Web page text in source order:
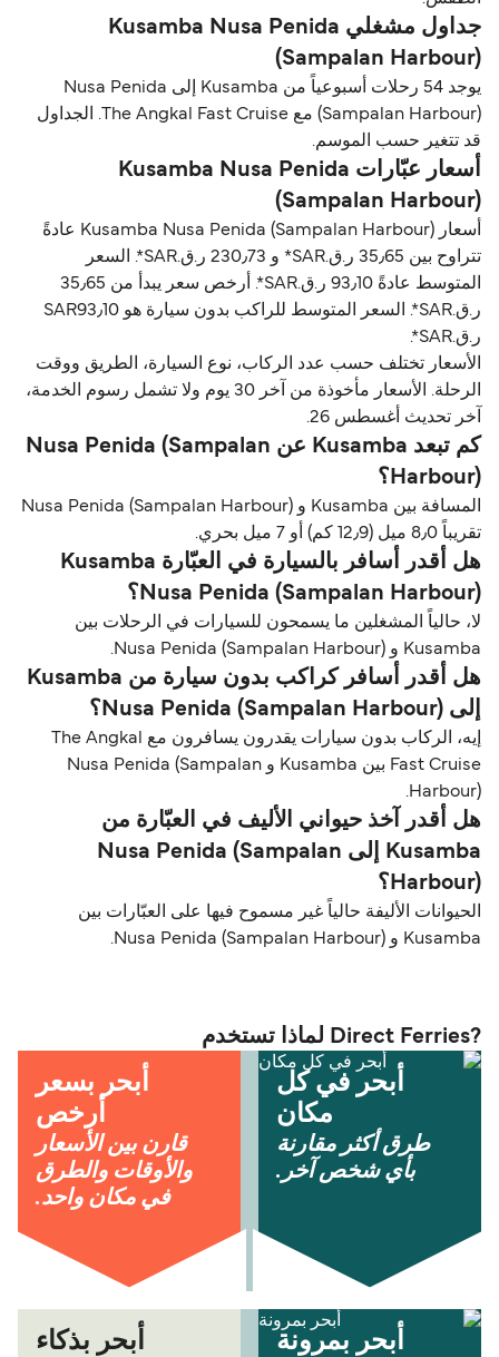
جداول مشغلي Kusamba Nusa Penida
(Sampalan Harbour)
يوجد 54 رحلات أسبوعياً من Kusamba إلى Nusa Penida
(Sampalan Harbour) مع The Angkal Fast Cruise. الجداول
قد تتغير حسب الموسم.
أسعار عبّارات Kusamba Nusa Penida
(Sampalan Harbour)
أسعار Kusamba Nusa Penida (Sampalan Harbour) عادةً
تتراوح بين 35٫65 ر.ق.‏SAR* و 230٫73 ر.ق.‏SAR*. السعر
المتوسط عادةً 93٫10 ر.ق.‏SAR*. أرخص سعر يبدأ من 35٫65
ر.ق.‏SAR*. السعر المتوسط للراكب بدون سيارة هو SAR93٫10
ر.ق.‏SAR*.
الأسعار تختلف حسب عدد الركاب، نوع السيارة، الطريق ووقت
الرحلة. الأسعار مأخوذة من آخر 30 يوم ولا تشمل رسوم الخدمة،
آخر تحديث أغسطس 26.
كم تبعد Kusamba عن Nusa Penida (Sampalan
Harbour)؟
المسافة بين Kusamba و Nusa Penida (Sampalan Harbour)
تقريباً 8٫0 ميل (12٫9 كم) أو 7 ميل بحري.
هل أقدر أسافر بالسيارة في العبّارة Kusamba
Nusa Penida (Sampalan Harbour)؟
لا، حالياً المشغلين ما يسمحون للسيارات في الرحلات بين
Kusamba و Nusa Penida (Sampalan Harbour).
هل أقدر أسافر كراكب بدون سيارة من Kusamba
إلى Nusa Penida (Sampalan Harbour)؟
إيه، الركاب بدون سيارات يقدرون يسافرون مع The Angkal
Fast Cruise بين Kusamba و Nusa Penida (Sampalan
Harbour).
هل أقدر آخذ حيواني الأليف في العبّارة من
Kusamba إلى Nusa Penida (Sampalan
Harbour)؟
الحيوانات الأليفة حالياً غير مسموح فيها على العبّارات بين
Kusamba و Nusa Penida (Sampalan Harbour).
?Direct Ferries لماذا تستخدم
أبحر في كل
مكان
طرق أكثر مقارنة
بأي شخص آخر.
أبحر بسعر
أرخص
قارن بين الأسعار
والأوقات والطرق
في مكان واحد.
أبحر بمرونة أبحر بذكاء